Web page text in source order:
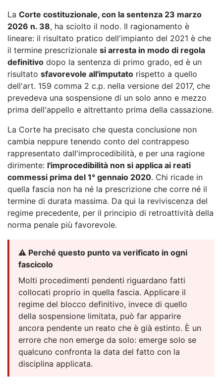
La Corte costituzionale, con la sentenza 23 marzo
2026 n. 38, ha sciolto il nodo. Il ragionamento è
lineare: il risultato pratico dell'impianto del 2021 è che
il termine prescrizionale si arresta in modo di regola
definitivo dopo la sentenza di primo grado, ed è un
risultato sfavorevole all'imputato rispetto a quello
dell'art. 159 comma 2 c.p. nella versione del 2017, che
prevedeva una sospensione di un solo anno e mezzo
prima dell'appello e altrettanto prima della cassazione.
La Corte ha precisato che questa conclusione non
cambia neppure tenendo conto del contrappeso
rappresentato dall'improcedibilità, e per una ragione
dirimente: l'improcedibilità non si applica ai reati
commessi prima del 1° gennaio 2020. Chi ricade in
quella fascia non ha né la prescrizione che corre né il
termine di durata massima. Da qui la reviviscenza del
regime precedente, per il principio di retroattività della
norma penale più favorevole.
⚠️ Perché questo punto va verificato in ogni
fascicolo
Molti procedimenti pendenti riguardano fatti
collocati proprio in quella fascia. Applicare il
regime del blocco definitivo, invece di quello
della sospensione limitata, può far apparire
ancora pendente un reato che è già estinto. È un
errore che non emerge da solo: emerge solo se
qualcuno confronta la data del fatto con la
disciplina applicata.